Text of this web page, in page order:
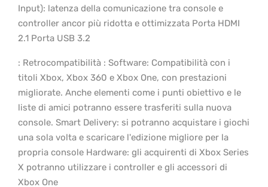
Input): latenza della comunicazione tra console e
controller ancor più ridotta e ottimizzata Porta HDMI
2.1 Porta USB 3.2
: Retrocompatibilità : Software: Compatibilità con i
titoli Xbox, Xbox 360 e Xbox One, con prestazioni
migliorate. Anche elementi come i punti obiettivo e le
liste di amici potranno essere trasferiti sulla nuova
console. Smart Delivery: si potranno acquistare i giochi
una sola volta e scaricare l'edizione migliore per la
propria console Hardware: gli acquirenti di Xbox Series
X potranno utilizzare i controller e gli accessori di
Xbox One